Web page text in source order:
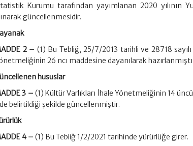
Kurumu tarafından yayımlanan 2020 yılının
güncellenmesidir.
2 – (1) Bu Tebliğ, 25/7/2013 tarihli ve 28718
26 ncı maddesine dayanılarak
hususlar
3 – (1) Kültür Varlıkları İhale Yönetmeliğinin 14
belirtildiği şekilde güncellenmiştir.
4 – (1) Bu Tebliğ 1/2/2021 tarihinde yürürlüğe girer.